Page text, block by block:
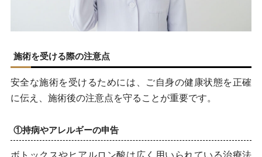
施術を受ける際の注意点
安全な施術を受けるためには、ご自身の健康状態を正確
に伝え、施術後の注意点を守ることが重要です。
①持病やアレルギーの申告
ボトックスやヒアルロン酸は広く用いられている治療法